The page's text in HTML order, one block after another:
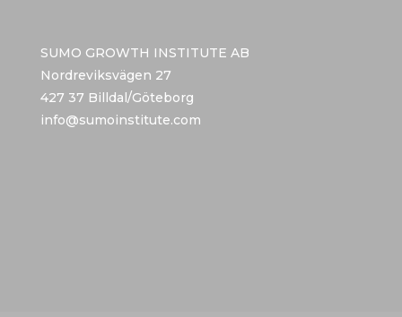
SUMO GROWTH INSTITUTE AB
Nordreviksvägen 27
427 37 Billdal/Göteborg
info@sumoinstitute.com